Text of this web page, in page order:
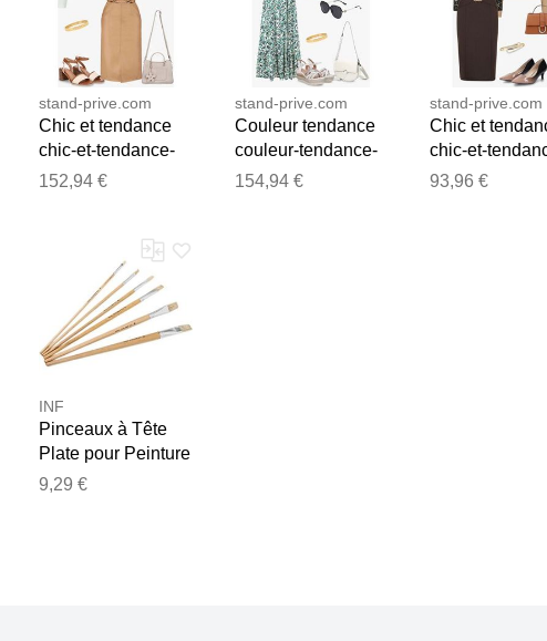
stand-prive.com
Chic et tendance
chic-et-tendance-
z1354 Z1354
152,94 €
stand-prive.com
Couleur tendance
couleur-tendance-
z1384 Z1384
154,94 €
stand-prive.com
Chic et
chic-et-
z1937 Z1937
93,96 €
INF
Pinceaux à Tête
Plate pour Peinture
à l'Huile - Lot de 6
9,29 €